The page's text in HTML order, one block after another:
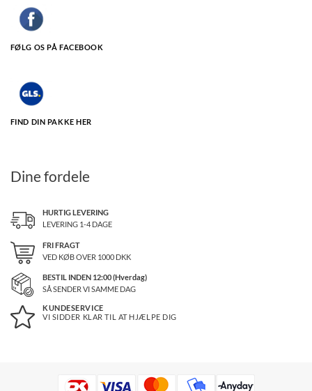
FØLG OS PÅ FACEBOOK
FIND DIN PAKKE HER
Dine fordele
HURTIG LEVERING
LEVERING 1-4 DAGE
FRI FRAGT
VED KØB OVER 1000DKK
BESTIL INDEN 12:00 (Hverdag)
SÅ SENDER VI SAMME DAG
KUNDESERVICE
VI SIDDER KLAR TIL AT HJÆLPE DIG